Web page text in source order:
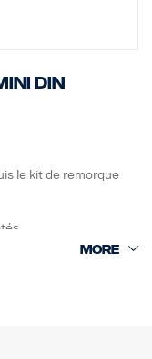
DIN
le kit de remorque